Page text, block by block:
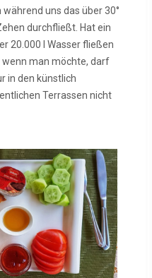
uns das über 30°
durchfließt. Hat ein
20.000 l Wasser fließen
wenn man möchte, darf
in den künstlich
Terrassen nicht